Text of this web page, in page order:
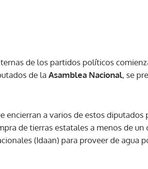
de los partidos políticos
de la Asamblea Nacional, se
encierran a varios de estos diputados
de tierras estatales a menos de
(Idaan) para proveer de agua